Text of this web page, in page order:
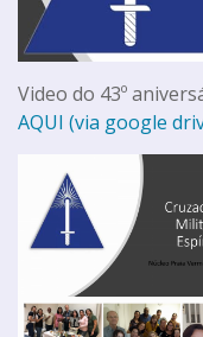
Video do 43º
AQUI (via google